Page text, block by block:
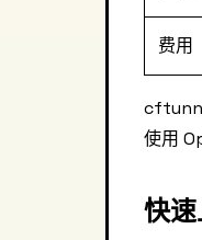
费用
使用
快